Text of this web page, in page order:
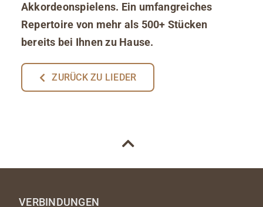
Akkordeonspielens. Ein umfangreiches
Repertoire von mehr als 500+ Stücken
bereits bei Ihnen zu Hause.
ZURÜCK ZU LIEDER
VERBINDUNGEN